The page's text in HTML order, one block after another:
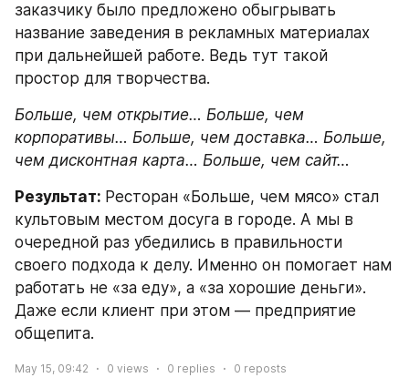
заказчику было предложено обыгрывать
название заведения в рекламных материалах
при дальнейшей работе. Ведь тут такой
простор для творчества.
Больше, чем открытие… Больше, чем
корпоративы… Больше, чем доставка… Больше,
чем дисконтная карта… Больше, чем сайт…
Результат: Ресторан «Больше, чем мясо» стал
культовым местом досуга в городе. А мы в
очередной раз убедились в правильности
своего подхода к делу. Именно он помогает нам
работать не «за еду», а «за хорошие деньги».
Даже если клиент при этом — предприятие
общепита.
May 15, 09:42 0 views 0 replies 0 reposts